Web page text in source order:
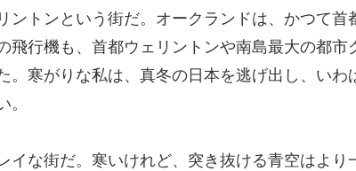
ントンという街だ。オークランドは、かつて
飛行機も、首都ウェリントンや南島最大の都
。寒がりな私は、真冬の日本を逃げ出し、い
。
イな街だ。寒いけれど、突き抜ける青空はよ